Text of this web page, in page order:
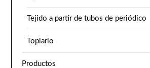
Tejido a partir de tubos de periódico
Topiario
Productos